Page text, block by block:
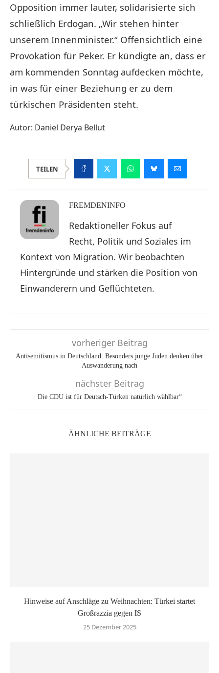
Opposition immer lauter, solidarisierte sich
schließlich Erdogan. „Wir stehen hinter
unserem Innenminister.“ Offensichtlich eine
Provokation für Peker. Er kündigte an, dass er
am kommenden Sonntag aufdecken möchte,
in was für einer Beziehung er zu dem
türkischen Präsidenten steht.
Autor: Daniel Derya Bellut
TEILEN
FREMDENINFO
Redaktioneller Fokus auf
Recht, Politik und Soziales im
Kontext von Migration. Wir beobachten
Hintergründe und stärken die Position von
Einwanderern und Geflüchteten.
vorheriger Beitrag
Antisemitismus in Deutschland: Besonders junge Juden denken über
Auswanderung nach
nächster Beitrag
Die CDU ist für Deutsch-Türken natürlich wählbar“
ÄHNLICHE BEITRÄGE
Hinweise auf Anschläge zu Weihnachten: Türkei startet
Großrazzia gegen IS
25 Dezember 2025